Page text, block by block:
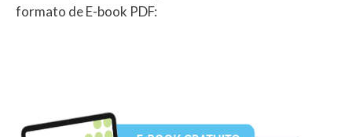
formato de E-book PDF: